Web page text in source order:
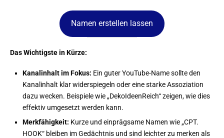
Namen erstellen lassen
Das Wichtigste in Kürze:
Kanalinhalt im Fokus: Ein guter YouTube-Name sollte den
Kanalinhalt klar widerspiegeln oder eine starke Assoziation
dazu wecken. Beispiele wie „DekoIdeenReich“ zeigen, wie dies
effektiv umgesetzt werden kann.
Merkfähigkeit: Kurze und einprägsame Namen wie „CPT.
HOOK“ bleiben im Gedächtnis und sind leichter zu merken als